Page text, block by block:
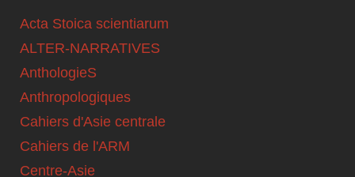
Acta Stoica scientiarum
ALTER-NARRATIVES
AnthologieS
Anthropologiques
Cahiers d'Asie centrale
Cahiers de l'ARM
Centre-Asie